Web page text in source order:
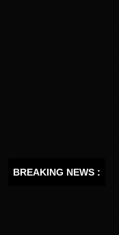
BREAKING NEWS :